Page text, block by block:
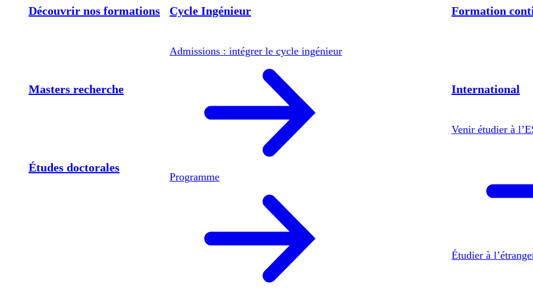
Découvrir nos formations Cycle Ingénieur
Admissions : intégrer le cycle ingénieur
Programme
Formation
International
Venir étudier à
Étudier à
Masters recherche
Études doctorales